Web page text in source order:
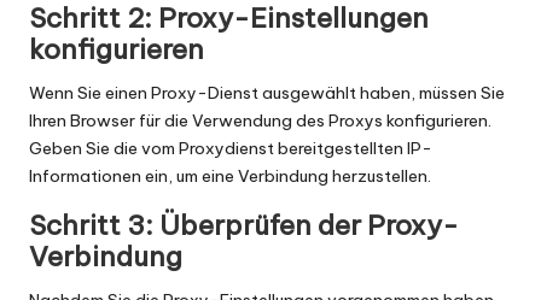
Schritt 2: Proxy-Einstellungen
konfigurieren
Wenn Sie einen Proxy-Dienst ausgewählt haben, müssen Sie
Ihren Browser für die Verwendung des Proxys konfigurieren.
Geben Sie die vom Proxydienst bereitgestellten IP-
Informationen ein, um eine Verbindung herzustellen.
Schritt 3: Überprüfen der Proxy-
Verbindung